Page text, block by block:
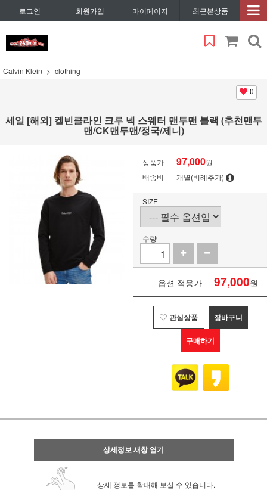
로그인 회원가입 마이페이지 최근본상품
Calvin Klein clothing
0
세일 [해외] 켈빈클라인 크루 넥 스웨터 맨투맨 블랙 (추천맨투
맨/CK맨투맨/정국/제니)
상품가 97,000원
배송비
개별(비례추가)
SIZE
수량
옵션 적용가 97,000원
관심상품 장바구니
구매하기
상세정보 새창 열기
상세 정보를 확대해 보실 수 있습니다.